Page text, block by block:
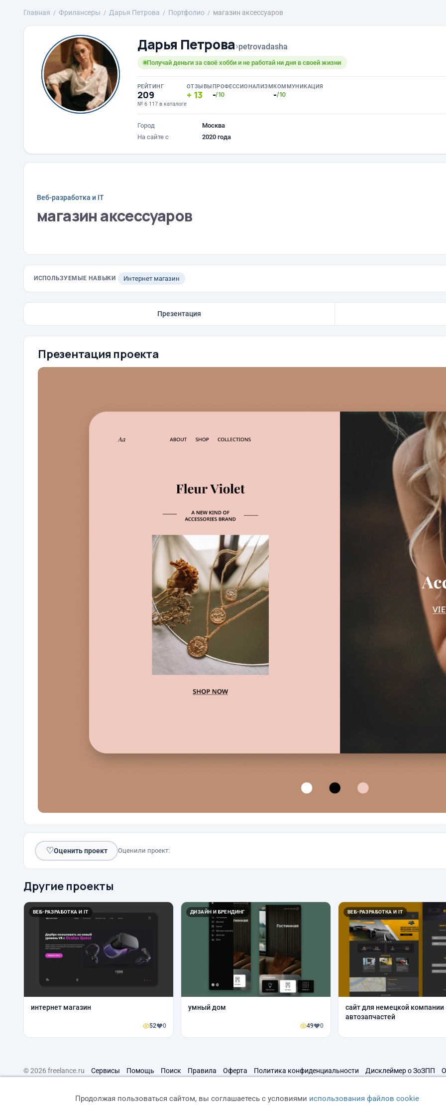
Главная Фрилансеры Дарья Петрова Портфолио магазин аксессуаров
Дарья Петрова›petrovadasha
Получай деньги за своё хобби и не работай ни дня в своей жизни
РЕЙТИНГ
209
№ 6 117 в каталоге
ОТЗЫВЫ
13
ПРОФЕССИОНАЛИЗМ
-/10
КОММУНИКАЦИЯ
-/10
Город
Москва
На сайте с
2020 года
Веб-разработка и IT
магазин аксессуаров
ИСПОЛЬЗУЕМЫЕ НАВЫКИ Интернет магазин
Презентация
Презентация проекта
♡Оценить проект Оценили проект:
Другие проекты
ВЕБ-РАЗРАБОТКА И IT
интернет магазин
52 0
ДИЗАЙН И БРЕНДИНГ
умный дом
49 0
ВЕБ-РАЗРАБОТКА И IT
сайт для немецкой компании
автозапчастей
© 2026 freelance.ru Сервисы Помощь Поиск Правила Оферта Политика конфиденциальности Дисклеймер о ЗоЗПП
Продолжая пользоваться сайтом, вы соглашаетесь с условиями использования файлов cookie